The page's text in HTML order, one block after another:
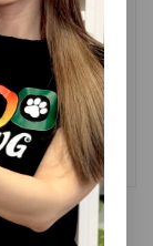
Almaq